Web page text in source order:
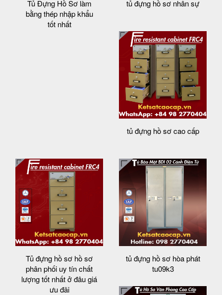
Tủ Đựng Hồ Sơ làm
bằng thép nhập khẩu
tốt nhất
tủ đựng hồ sơ nhân sự
tủ đựng hồ sơ cao cấp
Tủ đựng hồ sơ hồ sơ
phân phối uy tín chất
lượng tốt nhất ở đâu giá
ưu đãi
tủ đựng hồ sơ hòa phát
tu09k3